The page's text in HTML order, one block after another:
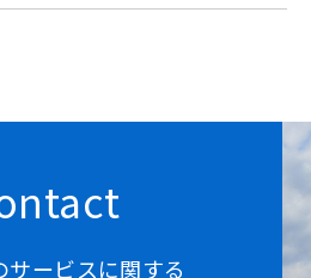
サービスに関する